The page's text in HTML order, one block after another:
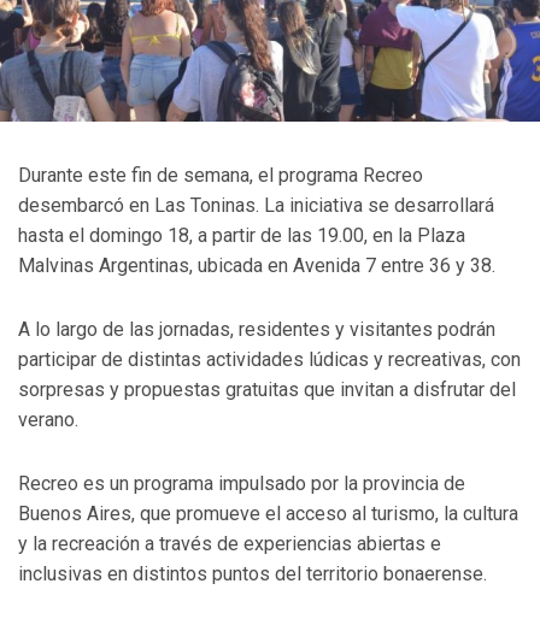
Durante este fin de semana, el programa Recreo
desembarcó en Las Toninas. La iniciativa se desarrollará
hasta el domingo 18, a partir de las 19.00, en la Plaza
Malvinas Argentinas, ubicada en Avenida 7 entre 36 y 38.
A lo largo de las jornadas, residentes y visitantes podrán
participar de distintas actividades lúdicas y recreativas, con
sorpresas y propuestas gratuitas que invitan a disfrutar del
verano.
Recreo es un programa impulsado por la provincia de
Buenos Aires, que promueve el acceso al turismo, la cultura
y la recreación a través de experiencias abiertas e
inclusivas en distintos puntos del territorio bonaerense.